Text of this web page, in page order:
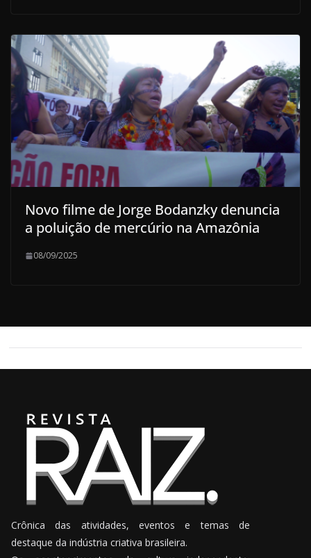
Novo filme de Jorge Bodanzky denuncia
a poluição de mercúrio na Amazônia
08/09/2025
Crônica das atividades, eventos e temas de
destaque da indústria criativa brasileira.